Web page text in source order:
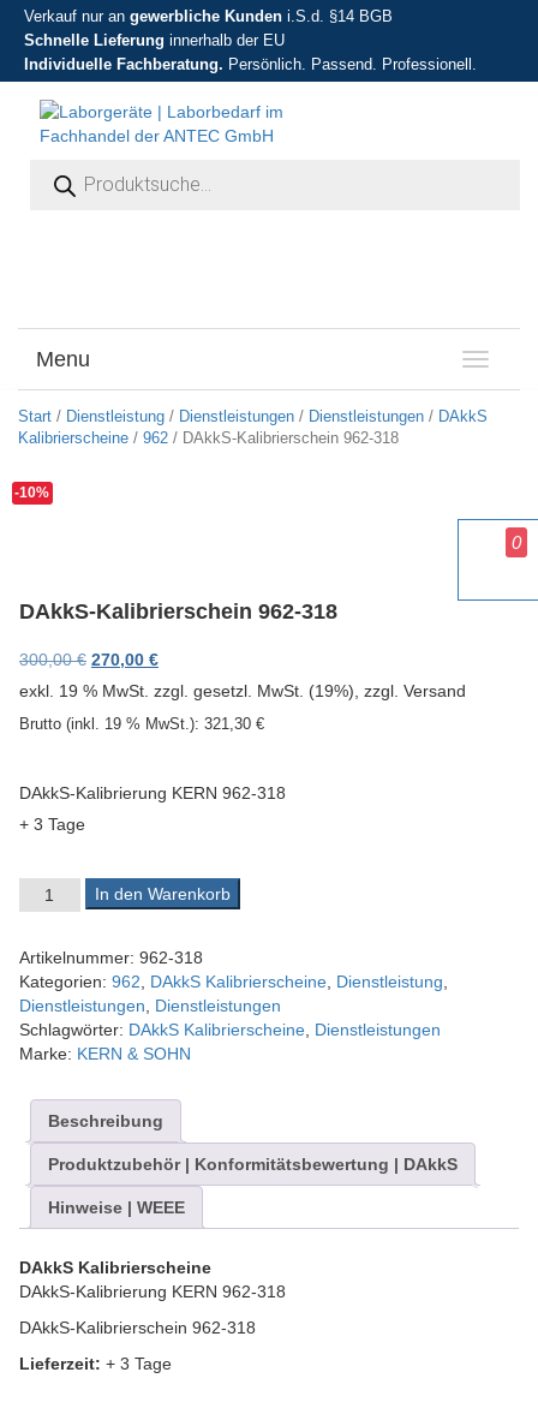
Verkauf nur an gewerbliche Kunden i.S.d. §14 BGB
Schnelle Lieferung innerhalb der EU
Individuelle Fachberatung. Persönlich. Passend. Professionell.
T
o
g
g
Menu
Start / Dienstleistung / Dienstleistungen / Dienstleistungen / DAkkS
Kalibrierscheine / 962 / DAkkS-Kalibrierschein 962-318
-10%
DAkkS-Kalibrierschein 962-318
300,00€ Ursprünglicher Preis war: 300,00 €
270,00 €Aktueller Preis ist: 270,00 €.
exkl. 19 % MwSt. zzgl. gesetzl. MwSt. (19%), zzgl. Versand
Brutto (inkl. 19 % MwSt.): 321,30 €
DAkkS-Kalibrierung KERN 962-318
+ 3 Tage
DAkkS-Kalibrierschein 962-318 Menge
In den Warenkorb
Artikelnummer: 962-318
Kategorien: 962 DAkkS Kalibrierscheine Dienstleistung
Dienstleistungen
Dienstleistungen
Schlagwörter: DAkkS Kalibrierscheine Dienstleistungen
Marke: KERN & SOHN
Beschreibung
Produktzubehör | Konformitätsbewertung | DAkkS
Hinweise | WEEE
DAkkS Kalibrierscheine
DAkkS-Kalibrierung KERN 962-318
DAkkS-Kalibrierschein 962-318
Lieferzeit: + 3 Tage
0